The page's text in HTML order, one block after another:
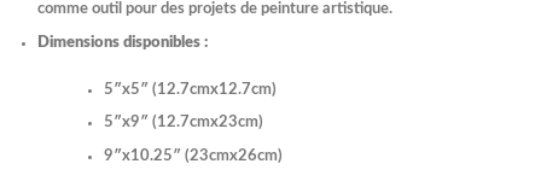
comme outil pour des projets de peinture artistique.
Dimensions disponibles :
5″x5″ (12.7cmx12.7cm)
5″x9″ (12.7cmx23cm)
9″x10.25″ (23cmx26cm)